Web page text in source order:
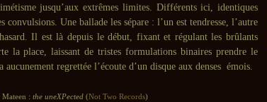
jusqu’aux extrêmes limites. Différents ici, identiques
convulsions. Une ballade les sépare : l’un est tendresse, l’autre
Il est là depuis le début, fixant et régulant les brûlants
la place, laissant de tristes formulations binaires prendre le
regrettée l’écoute d’un disque aux denses émois.
: the uneXPected (Not Two Records)